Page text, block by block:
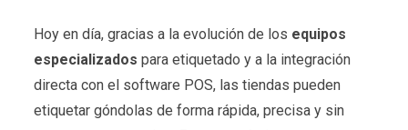
Hoy en día, gracias a la evolución de los equipos
especializados para etiquetado y a la integración
directa con el software POS, las tiendas pueden
etiquetar góndolas de forma rápida, precisa y sin